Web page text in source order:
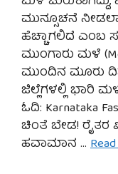
ಮುನ್ಸೂಚನೆ
ಹೆಚ್ಚಾಗಲಿದೆ ಎಂಬ
ಮುಂಗಾರು ಮಳೆ
ಮುಂದಿನ ಮೂರು
ಜಿಲ್ಲೆಗಳಲ್ಲಿ ಭಾರಿ
ಓದಿ: Karnataka
ಚಿಂತೆ ಬೇಡ!
ಹವಾಮಾನ …